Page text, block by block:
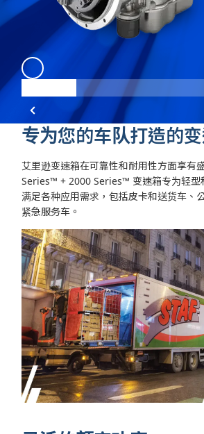
1000 2000 Angle 1
专为您的车队打造的
艾里逊变速箱在可靠性和耐用性方面享有
Series™ + 2000 Series™ 变速箱专为轻
满足各种应用需求，包括皮卡和送货车、
紧急服务车。